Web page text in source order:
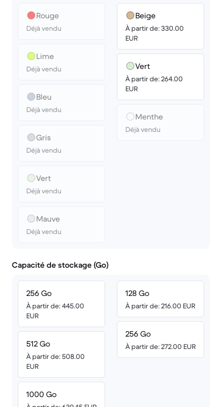
Rouge
Déjà vendu
Lime
Déjà vendu
Bleu
Déjà vendu
Gris
Déjà vendu
Vert
Déjà vendu
Mauve
Déjà vendu
Beige
À partir de: 330.00
EUR
Vert
À partir de: 264.00
EUR
Menthe
Déjà vendu
Capacité de stockage (Go)
256 Go
À partir de: 445.00
EUR
512 Go
À partir de: 508.00
EUR
1000 Go
128 Go
À partir de: 216.00 EUR
256 Go
À partir de: 272.00 EUR